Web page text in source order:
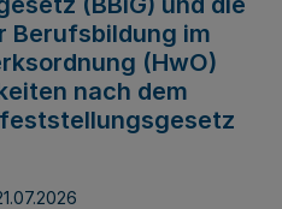
Berufsbildung im
(HwO)
nach dem